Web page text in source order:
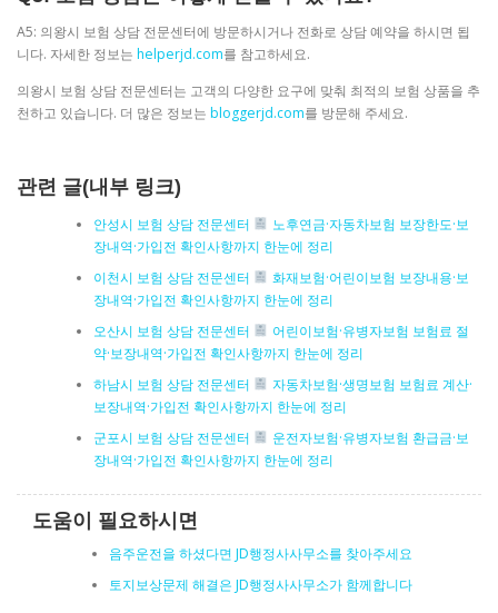
A5: 의왕시 보험 상담 전문센터에 방문하시거나 전화로 상담 예약을 하시면 됩
니다. 자세한 정보는 helperjd.com를 참고하세요.
의왕시 보험 상담 전문센터는 고객의 다양한 요구에 맞춰 최적의 보험 상품을 추
천하고 있습니다. 더 많은 정보는 bloggerjd.com를 방문해 주세요.
관련 글(내부 링크)
안성시 보험 상담 전문센터
노후연금·자동차보험 보장한도·보
장내역·가입전 확인사항까지 한눈에 정리
이천시 보험 상담 전문센터
화재보험·어린이보험 보장내용·보
장내역·가입전 확인사항까지 한눈에 정리
오산시 보험 상담 전문센터
어린이보험·유병자보험 보험료 절
약·보장내역·가입전 확인사항까지 한눈에 정리
하남시 보험 상담 전문센터
자동차보험·생명보험 보험료 계산·
보장내역·가입전 확인사항까지 한눈에 정리
군포시 보험 상담 전문센터
운전자보험·유병자보험 환급금·보
장내역·가입전 확인사항까지 한눈에 정리
도움이 필요하시면
음주운전을 하셨다면 JD행정사사무소를 찾아주세요
토지보상문제 해결은 JD행정사사무소가 함께합니다